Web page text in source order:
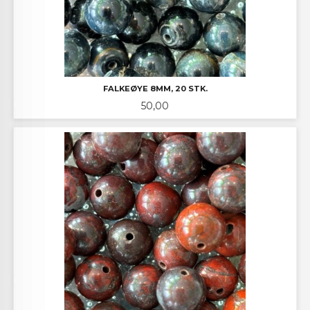
FALKEØYE 8MM, 20 STK.
Pris
50,00